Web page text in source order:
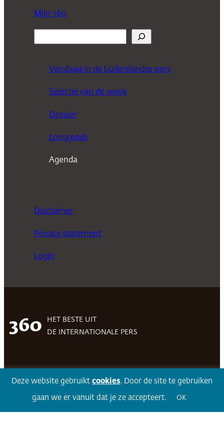
Mijn 360
Vandaag in de buitenlandse pers
Selectie van de week
Dossier
Longreads
Agenda
Disclaimer
Privacy statement
Login
360
HET BESTE UIT
DE INTERNATIONALE PERS
Volg 360Facebook LinkedIn Twitter
Deze website gebruikt cookies. Door de site te gebruiken
gaan we er vanuit dat je ze accepteert. OK